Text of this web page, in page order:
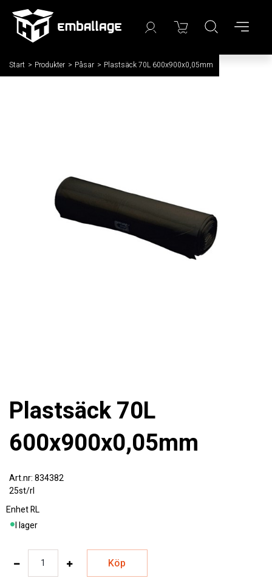
Start / Produkter / Påsar / Plastsäck 70L 600x900x0,05mm
Plastsäck 70L
600x900x0,05mm
834382
25st/rl
EnhetRL
I lager
Köp